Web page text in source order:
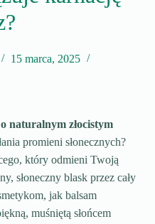
15 marca, 2025
naturalnym złocistym
promieni słonecznych?
który odmieni Twoją
słoneczny blask przez cały
jak balsam
muśniętą słońcem